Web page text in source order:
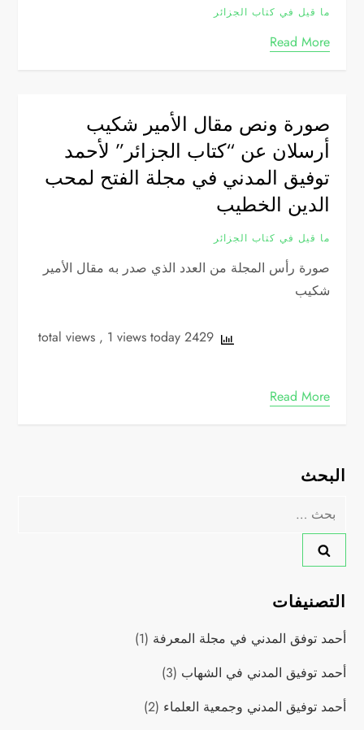
ما قيل في كتاب الجزائر
Read More
صورة ونص مقال اﻷمير شكيب
أرسلان عن “كتاب الجزائر” لأحمد
توفيق المدني في مجلة الفتح لمحب
الدين الخطيب
ما قيل في كتاب الجزائر
صورة رأس المجلة من العدد الذي صدر به مقال اﻷمير
شكيب
, 1 views today
Read More
البحث
عن:
التصنيفات
أحمد توفق المدني في مجلة المعرفة (1)
أحمد توفيق المدني في الشهاب (3)
أحمد توفيق المدني وجمعية العلماء (2)